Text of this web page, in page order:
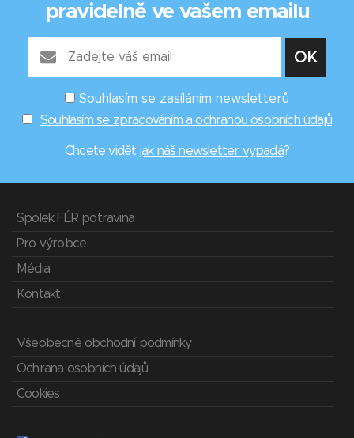
pravidelně ve vašem emailu
Souhlasím se zasíláním newsletterů
Souhlasím se zpracováním a ochranou osobních údajů
Chcete vidět jak náš newsletter vypadá?
Spolek FÉR potravina
Pro výrobce
Média
Kontakt
Všeobecné obchodní podmínky
Ochrana osobních údajů
Cookies